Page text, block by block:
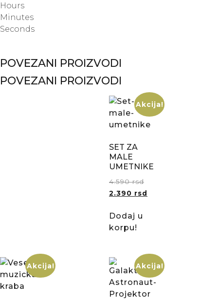
Hours
Minutes
Seconds
POVEZANI PROIZVODI
POVEZANI PROIZVODI
Akcija!
SET ZA
MALE
UMETNIKE
4.590rsd
2.390 rsd
Dodaj u
korpu!
Akcija! Akcija!